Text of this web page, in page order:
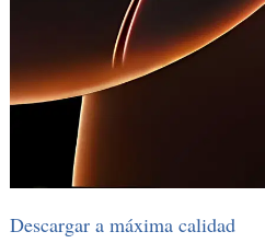
Descargar a máxima calidad